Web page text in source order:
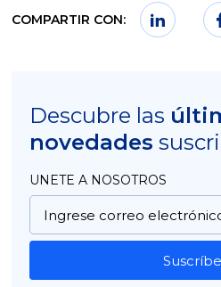
COMPARTIR CON:
Descubre las
novedades
UNETE A NOSOTROS